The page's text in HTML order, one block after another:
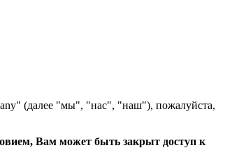
(далее "мы", "нас", "наш"), пожалуйста,
Вам может быть закрыт доступ к